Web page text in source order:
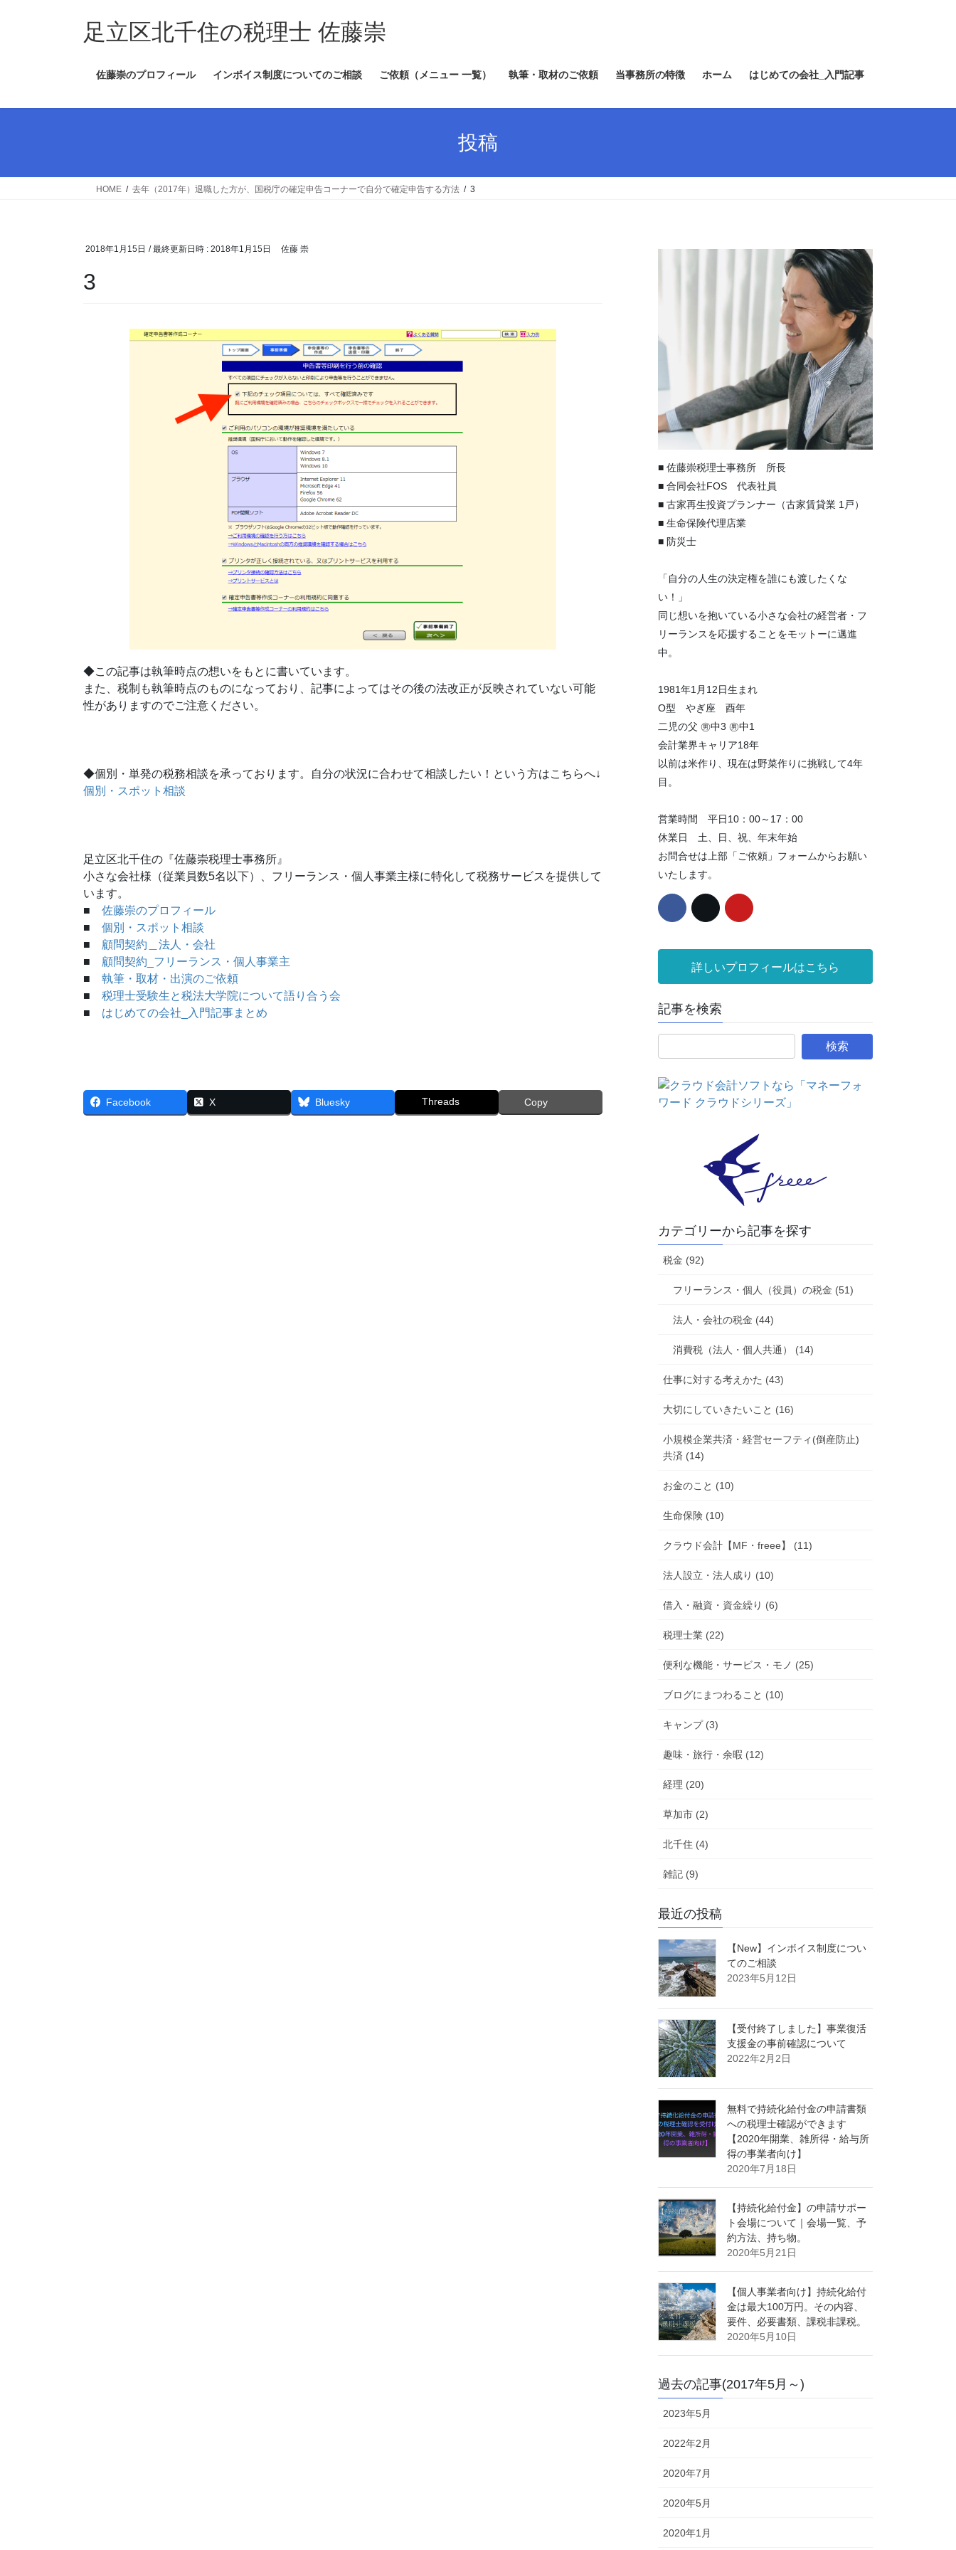
ス
ン
足立区北千住の税理士 佐藤崇
佐藤崇のプロフィール インボイス制度についてのご相談 ご依頼（メニュー 一覧） 執筆・取材のご依頼 当事務所の特徴 ホーム はじめての会社_入門記事
投稿
HOME 去年（2017年）退職した方が、国税庁の確定申告コーナーで自分で確定申告する方法 3
2018年1月15日 / 最終更新日時 : 2018年1月15日 佐藤 崇
3
◆この記事は執筆時点の想いをもとに書いています。
また、税制も執筆時点のものになっており、記事によってはその後の法改正が反映されていない可能
性がありますのでご注意ください。
◆個別・単発の税務相談を承っております。自分の状況に合わせて相談したい！という方はこちらへ↓
個別・スポット相談
足立区北千住の『佐藤崇税理士事務所』
小さな会社様（従業員数5名以下）、フリーランス・個人事業主様に特化して税務サービスを提供して
います。
■ 佐藤崇のプロフィール
■ 個別・スポット相談
■ 顧問契約＿法人・会社
■ 顧問契約_フリーランス・個人事業主
■ 執筆・取材・出演のご依頼
■ 税理士受験生と税法大学院について語り合う会
■ はじめての会社_入門記事まとめ
Facebook X Bluesky Threads Copy
■ 佐藤崇税理士事務所 所長
■ 合同会社FOS 代表社員
■ 古家再生投資プランナー（古家賃貸業 1戸）
■ 生命保険代理店業
■ 防災士
「自分の人生の決定権を誰にも渡したくな
い！」
同じ想いを抱いている小さな会社の経営者・フ
リーランスを応援することをモットーに邁進
中。
1981年1月12日生まれ
O型 やぎ座 酉年
二児の父 ㊚中3 ㊚中1
会計業界キャリア18年
以前は米作り、現在は野菜作りに挑戦して4年
目。
営業時間 平日10：00～17：00
休業日 土、日、祝、年末年始
お問合せは上部「ご依頼」フォームからお願い
いたします。
詳しいプロフィールはこちら
記事を検索
カテゴリーから記事を探す
税金 (92)
フリーランス・個人（役員）の税金 (51)
法人・会社の税金 (44)
消費税（法人・個人共通） (14)
仕事に対する考えかた (43)
大切にしていきたいこと (16)
小規模企業共済・経営セーフティ(倒産防止)
共済 (14)
お金のこと (10)
生命保険 (10)
クラウド会計【MF・freee】 (11)
法人設立・法人成り (10)
借入・融資・資金繰り (6)
税理士業 (22)
便利な機能・サービス・モノ (25)
ブログにまつわること (10)
キャンプ (3)
趣味・旅行・余暇 (12)
経理 (20)
草加市 (2)
北千住 (4)
雑記 (9)
最近の投稿
【New】インボイス制度につい
てのご相談
2023年5月12日
【受付終了しました】事業復活
支援金の事前確認について
2022年2月2日
無料で持続化給付金の申請書類
への税理士確認ができます
【2020年開業、雑所得・給与所
得の事業者向け】
2020年7月18日
【持続化給付金】の申請サポー
ト会場について｜会場一覧、予
約方法、持ち物。
2020年5月21日
【個人事業者向け】持続化給付
金は最大100万円。その内容、
要件、必要書類、課税非課税。
2020年5月10日
過去の記事(2017年5月～)
2023年5月
2022年2月
2020年7月
2020年5月
2020年1月